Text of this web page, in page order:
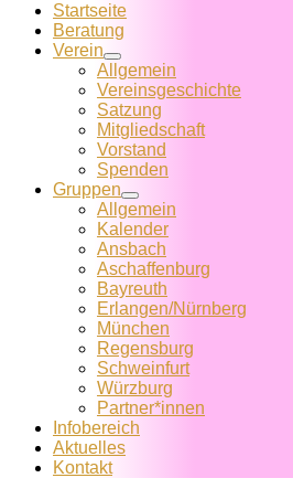
Startseite
Beratung
Verein
Allgemein
Vereins­geschichte
Satzung
Mitglied­schaft
Vorstand
Spenden
Gruppen
Allgemein
Kalender
Ansbach
Aschaffenburg
Bayreuth
Erlangen/Nürnberg
München
Regensburg
Schweinfurt
Würzburg
Partner*innen
Infobereich
Aktuelles
Kontakt